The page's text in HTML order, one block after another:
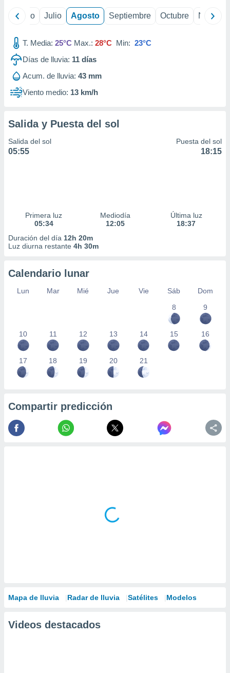
e
mediante
publicidad
de
Junio Julio Agosto Septiembre Octubre
T. Media: 25°C Max.: 28°C Min: 23°C
Días de lluvia: 11 días
Acum. de lluvia: 43 mm
Viento medio: 13 km/h
Salida y Puesta del sol
Salida del sol
05:55
Puesta del sol
18:15
Primera luz
05:34
Mediodía
12:05
Última luz
18:37
Duración del día 12h 20m
Luz diurna restante 4h 30m
Calendario lunar
Lun Mar Mié Jue Vie Sáb
Dom
8
9
10 11 12 13 14 15 16
17 18 19 20 21
Compartir predicción
Mapa de lluvia Radar de lluvia Satélites Modelos
Videos destacados